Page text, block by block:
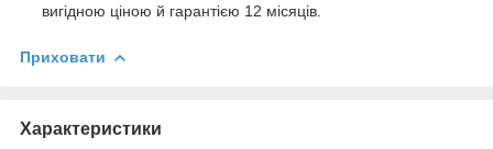
вигідною ціною й гарантією 12 місяців.
Приховати
Характеристики